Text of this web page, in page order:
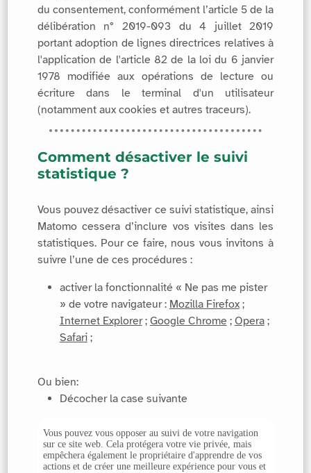
du consentement, conformément l’article 5 de la
délibération n° 2019-093 du 4 juillet 2019
portant adoption de lignes directrices relatives à
l'application de l'article 82 de la loi du 6 janvier
1978 modifiée aux opérations de lecture ou
écriture dans le terminal d'un utilisateur
(notamment aux cookies et autres traceurs).
Comment désactiver le suivi
statistique ?
Vous pouvez désactiver ce suivi statistique, ainsi
Matomo cessera d’inclure vos visites dans les
statistiques. Pour ce faire, nous vous invitons à
suivre l’une de ces procédures :
activer la fonctionnalité « Ne pas me pister
» de votre navigateur : Mozilla Firefox;
Internet Explorer; Google Chrome ; Opera;
Safari;
Ou bien:
Décocher la case suivante